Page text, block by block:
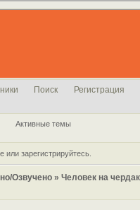
Поиск Регистрация
Активные темы
или зарегистрируйтесь.
Озвучено »Человек на